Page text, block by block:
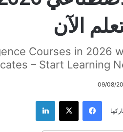
الآن
Courses in 2026
– Start Learning
09/08/
فيسبوك ‫X لينكدإن